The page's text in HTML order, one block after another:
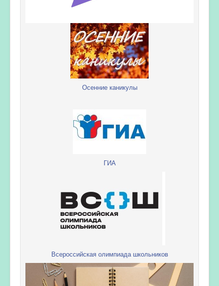
Осенние каникулы
ГИА
Всероссийская олимпиада школьников